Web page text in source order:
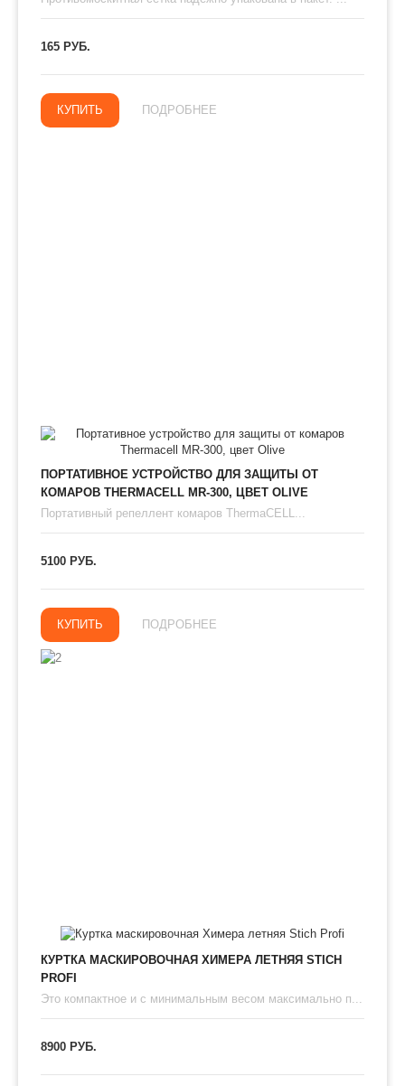
165 РУБ.
КУПИТЬ ПОДРОБНЕЕ
ПОРТАТИВНОЕ УСТРОЙСТВО ДЛЯ ЗАЩИТЫ ОТ
КОМАРОВ THERMAСЕLL MR-300, ЦВЕТ OLIVE
Портативный репеллент комаров ThermaCELL...
5100 РУБ.
КУПИТЬ ПОДРОБНЕЕ
КУРТКА МАСКИРОВОЧНАЯ ХИМЕРА ЛЕТНЯЯ STICH
PROFI
Это компактное и с минимальным весом максимально п...
8900 РУБ.